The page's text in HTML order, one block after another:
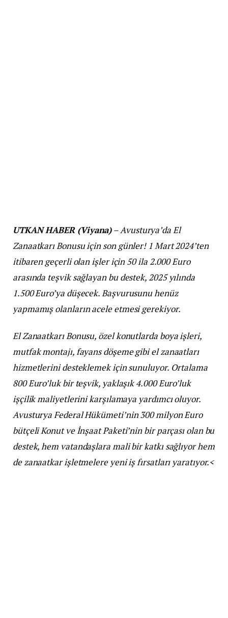
UTKAN HABER (Viyana)– Avusturya’da El
Zanaatkarı Bonusu için son günler! 1 Mart 2024’ten
itibaren geçerli olan işler için 50 ila 2.000 Euro
arasında teşvik sağlayan bu destek, 2025 yılında
1.500 Euro’ya düşecek. Başvurusunu henüz
yapmamış olanların acele etmesi gerekiyor.
El Zanaatkarı Bonusu, özel konutlarda boya işleri,
mutfak montajı, fayans döşeme gibi el zanaatları
hizmetlerini desteklemek için sunuluyor. Ortalama
800 Euro’luk bir teşvik, yaklaşık 4.000 Euro’luk
işçilik maliyetlerini karşılamaya yardımcı oluyor.
Avusturya Federal Hükümeti’nin 300 milyon Euro
bütçeli Konut ve İnşaat Paketi’nin bir parçası olan bu
destek, hem vatandaşlara mali bir katkı sağlıyor hem
de zanaatkar işletmelere yeni iş fırsatları yaratıyor.<